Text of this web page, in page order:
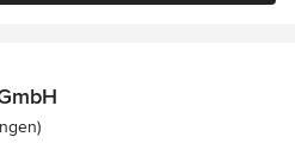
5 von 5 Sternen